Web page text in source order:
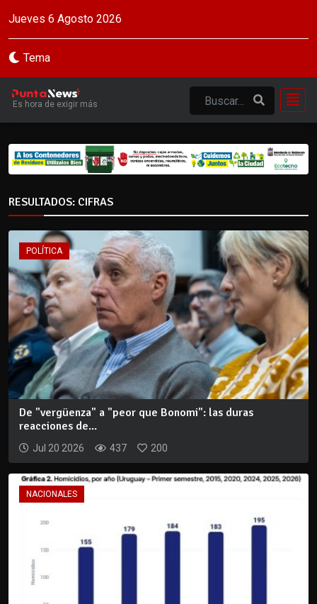
Jueves 6 Agosto 2026
Tema
Es hora de exigir más
RESULTADOS: CIFRAS
POLÍTICA
De "vergüenza" a "peor que Bonomi": las duras
reacciones de...
Jul 20 2026 437 200
NACIONALES